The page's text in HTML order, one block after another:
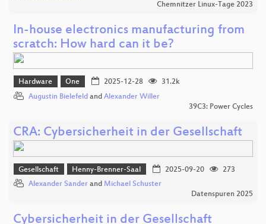
Chemnitzer Linux-Tage 2023
In-house electronics manufacturing from
scratch: How hard can it be?
Hardware One 2025-12-28
31.2k
Augustin Bielefeld and Alexander Willer
39C3: Power Cycles
CRA: Cybersicherheit in der Gesellschaft
Gesellschaft Henny-Brenner-Saal 2025-09-20
273
Alexander Sander and Michael Schuster
Datenspuren 2025
Cybersicherheit in der Gesellschaft